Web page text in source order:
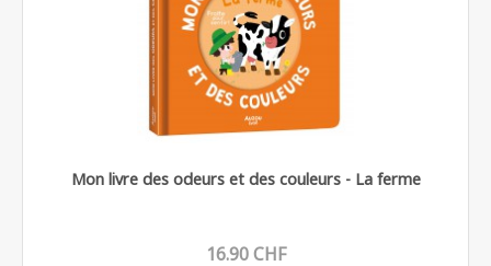
Mon livre des odeurs et des couleurs - La ferme
16.90 CHF